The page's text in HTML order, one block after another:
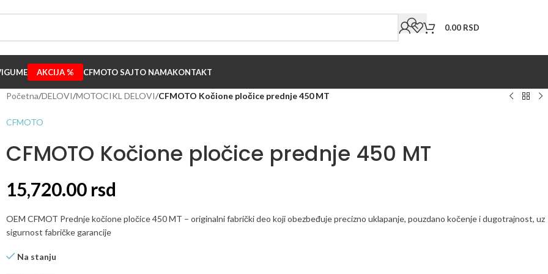
0.00 RSD
GUME AKCIJA % CFMOTO SAJTO NAMAKONTAKT
Početna/DELOVI/MOTOCIKL DELOVI/CFMOTO Kočione pločice prednje 450 MT
CFMOTO
CFMOTO Kočione pločice prednje 450 MT
15,720.00 rsd
OEM CFMOT Prednje kočione pločice 450 MT – originalni fabrički deo koji obezbeđuje precizno uklapanje, pouzdano kočenje i dugotrajnost, uz
sigurnost fabričke garancije
Na stanju